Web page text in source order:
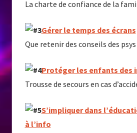
La charte de confiance de la
Gérer le temps des écrans
Que retenir des conseils des psys
Protéger les enfants des
Trousse de secours en cas
S’impliquer dans
à l’info